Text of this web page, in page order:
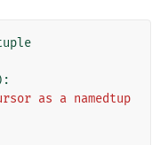
as a namedtup